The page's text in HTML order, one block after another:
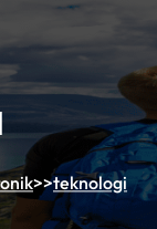
>>teknologi